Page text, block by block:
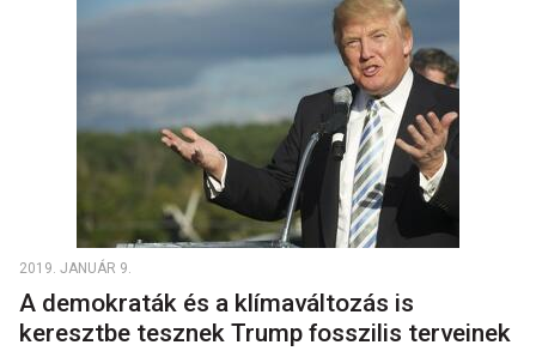
2019. JANUÁR 9.
A demokraták és a klímaváltozás is
keresztbe tesznek Trump fosszilis terveinek